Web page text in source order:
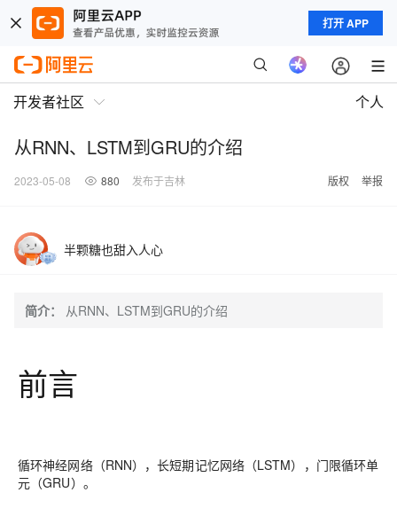
打开 APP
开发者社区 个人
从RNN、LSTM到GRU的介绍
2023-05-08 880 发布于吉林 版权 举报
半颗糖也甜入人心
简介： 从RNN、LSTM到GRU的介绍
前言
循环神经网络（RNN），长短期记忆网络（LSTM），门限循环单
元（GRU）。